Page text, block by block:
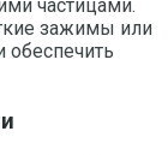
частицами.
зажимы или
обеспечить